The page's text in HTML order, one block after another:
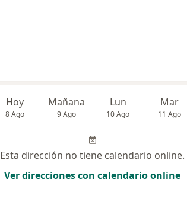
Hoy
8 Ago
Mañana
9 Ago
Lun
10 Ago
Mar
11 Ago
Esta dirección no tiene calendario online.
Ver direcciones con calendario online